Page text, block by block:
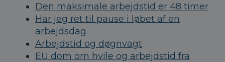
Den maksimale arbejdstid er 48 timer
Har jeg ret til pause i løbet af en
arbejdsdag
Arbejdstid og døgnvagt
EU dom om hvile og arbejdstid fra